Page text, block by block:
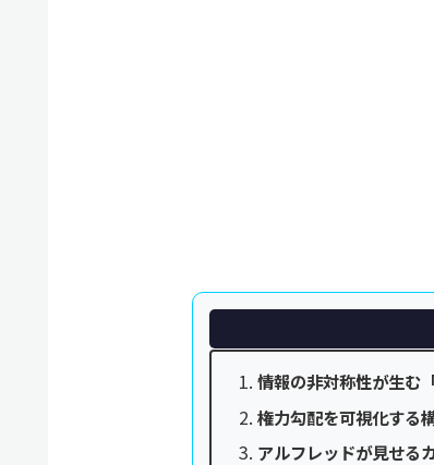
情報の非対称性が生む
権力勾配を可視化する
アルフレッドが見せる